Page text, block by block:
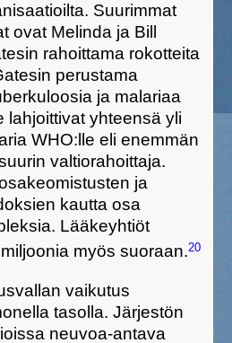
Suurimmat
ovat Melinda ja Bill
rahoittama rokotteita
perustama
ja malariaa
lahjoittivatyhteensä yli
WHO:lle eli enemmän
valtiorahoittaja.
ja
kautta osa
Lääkeyhtiöt
myös suoraan.20
vaikutus
tasolla. Järjestön
neuvoa-antava